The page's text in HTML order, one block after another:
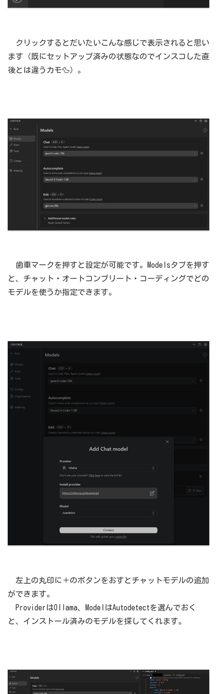
クリックするとだいたいこんな感じで表示されると思い
ます（既にセットアップ済みの状態なのでインスコした直
後とは違うカモ🦆）。
歯車マークを押すと設定が可能です。Modelsタブを押す
と、チャット・オートコンプリート・コーディングでどの
モデルを使うか指定できます。
左上の丸印に＋のボタンをおすとチャットモデルの追加
ができます。
ProviderはOllama、ModelはAutodetectを選んでおく
と、インストール済みのモデルを探してくれます。